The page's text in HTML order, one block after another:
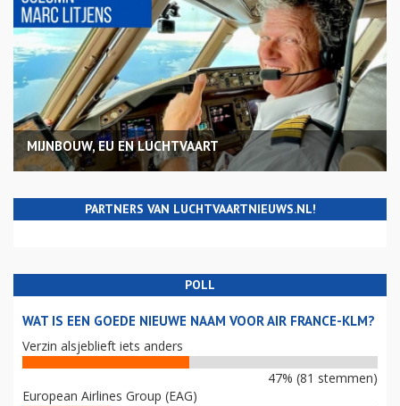
MIJNBOUW, EU EN LUCHTVAART
PARTNERS VAN LUCHTVAARTNIEUWS.NL!
POLL
WAT IS EEN GOEDE NIEUWE NAAM VOOR AIR FRANCE-KLM?
Verzin alsjeblieft iets anders
47% (81 stemmen)
European Airlines Group (EAG)